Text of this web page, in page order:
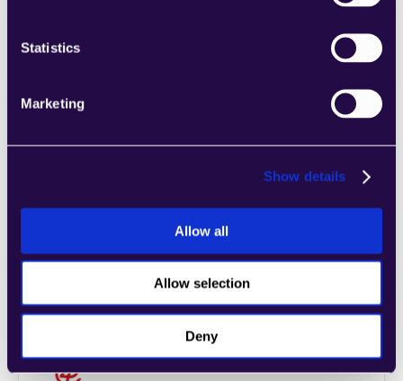
Statistics
Marketing
Show details
Allow all
Allow selection
Deny
Kombinieren Sie Abschnitte aus einer Reihe
von Kategorien, um Seiten einfach
Unternehmens entsprechen.
Learn more